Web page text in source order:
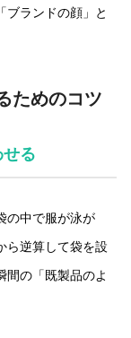
ブランドの顔」と
ためのコツ
る
の中で服が泳が
ら逆算して袋を設
間の「既製品のよ